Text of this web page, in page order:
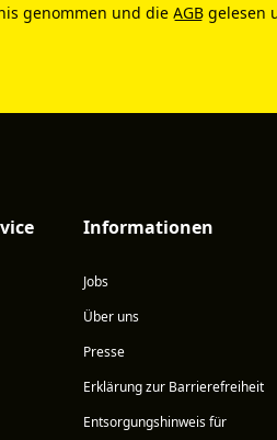
genommen und die AGB gelesen
Informationen
Jobs
Über uns
Presse
Erklärung zur Barrierefreiheit
Entsorgungshinweis für